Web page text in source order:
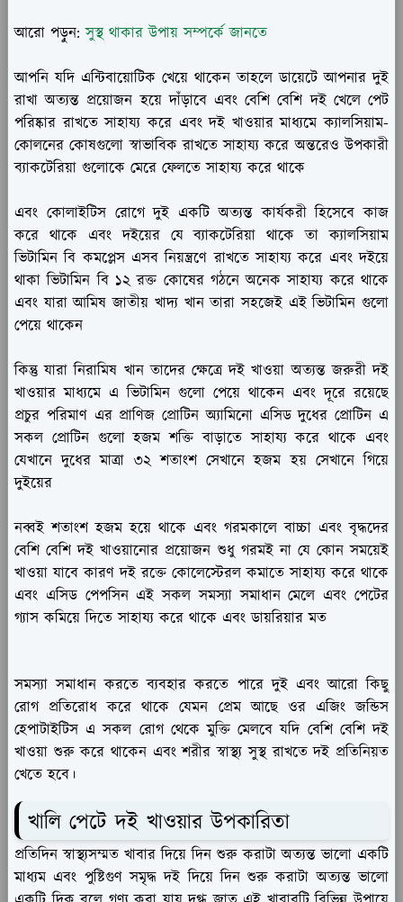
আরো পড়ুন: সুস্থ থাকার উপায় সম্পর্কে জানতে
আপনি যদি এন্টিবায়োটিক খেয়ে থাকেন তাহলে ডায়েটে আপনার দুই
রাখা অত্যন্ত প্রয়োজন হয়ে দাঁড়াবে এবং বেশি বেশি দই খেলে পেট
পরিষ্কার রাখতে সাহায্য করে এবং দই খাওয়ার মাধ্যমে ক্যালসিয়াম-
কোলনের কোষগুলো স্বাভাবিক রাখতে সাহায্য করে অন্তরেও উপকারী
ব্যাকটেরিয়া গুলোকে মেরে ফেলতে সাহায্য করে থাকে
এবং কোলাইটিস রোগে দুই একটি অত্যন্ত কার্যকরী হিসেবে কাজ
করে থাকে এবং দইয়ের যে ব্যাকটেরিয়া থাকে তা ক্যালসিয়াম
ভিটামিন বি কমপ্লেস এসব নিয়ন্ত্রণে রাখতে সাহায্য করে এবং দইয়ে
থাকা ভিটামিন বি ১২ রক্ত কোষের গঠনে অনেক সাহায্য করে থাকে
এবং যারা আমিষ জাতীয় খাদ্য খান তারা সহজেই এই ভিটামিন গুলো
পেয়ে থাকেন
কিন্তু যারা নিরামিষ খান তাদের ক্ষেত্রে দই খাওয়া অত্যন্ত জরুরী দই
খাওয়ার মাধ্যমে এ ভিটামিন গুলো পেয়ে থাকেন এবং দূরে রয়েছে
প্রচুর পরিমাণ এর প্রাণিজ প্রোটিন অ্যামিনো এসিড দুধের প্রোটিন এ
সকল প্রোটিন গুলো হজম শক্তি বাড়াতে সাহায্য করে থাকে এবং
যেখানে দুধের মাত্রা ৩২ শতাংশ সেখানে হজম হয় সেখানে গিয়ে
দুইয়ের
নব্বই শতাংশ হজম হয়ে থাকে এবং গরমকালে বাচ্চা এবং বৃদ্ধদের
বেশি বেশি দই খাওয়ানোর প্রয়োজন শুধু গরমই না যে কোন সময়েই
খাওয়া যাবে কারণ দই রক্তে কোলেস্টেরল কমাতে সাহায্য করে থাকে
এবং এসিড পেপসিন এই সকল সমস্যা সমাধান মেলে এবং পেটের
গ্যাস কমিয়ে দিতে সাহায্য করে থাকে এবং ডায়রিয়ার মত
সমস্যা সমাধান করতে ব্যবহার করতে পারে দুই এবং আরো কিছু
রোগ প্রতিরোধ করে থাকে যেমন প্রেম আছে ওর এজিং জন্ডিস
হেপাটাইটিস এ সকল রোগ থেকে মুক্তি মেলবে যদি বেশি বেশি দই
খাওয়া শুরু করে থাকেন এবং শরীর স্বাস্থ্য সুস্থ রাখতে দই প্রতিনিয়ত
খেতে হবে।
খালি পেটে দই খাওয়ার উপকারিতা
প্রতিদিন স্বাস্থ্যসম্মত খাবার দিয়ে দিন শুরু করাটা অত্যন্ত ভালো একটি
মাধ্যম এবং পুষ্টিগুণ সমৃদ্ধ দই দিয়ে দিন শুরু করাটা অত্যন্ত ভালো